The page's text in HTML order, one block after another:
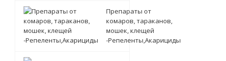
Препараты от
комаров, тараканов,
мошек, клещей
-Репеленты,Акарициды